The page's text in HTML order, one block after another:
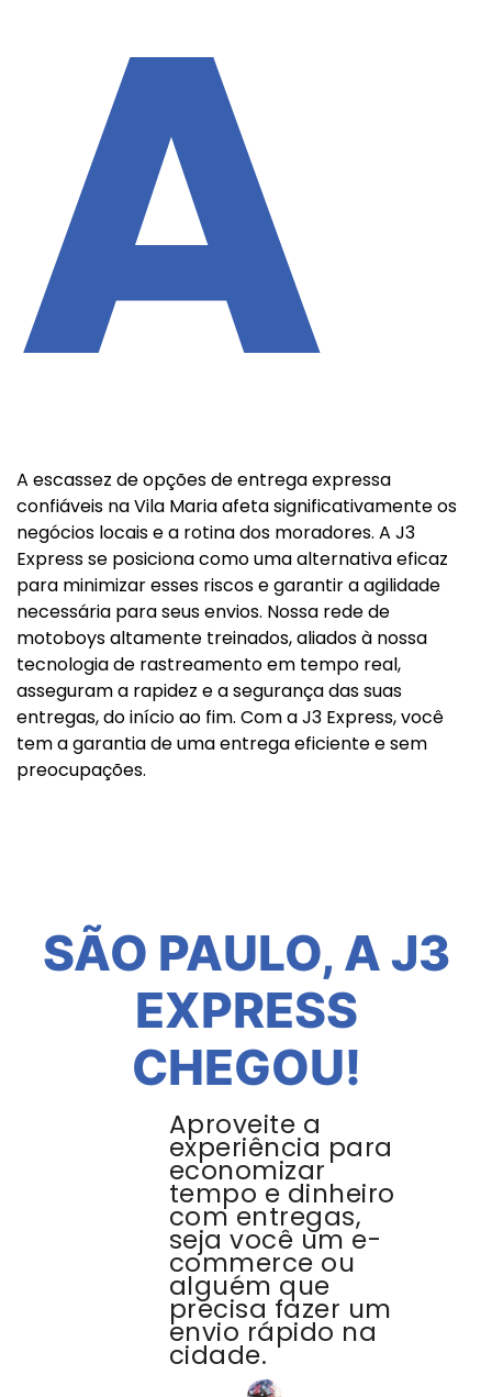
A
A escassez de opções de entrega expressa
confiáveis na Vila Maria afeta significativamente os
negócios locais e a rotina dos moradores. A J3
Express se posiciona como uma alternativa eficaz
para minimizar esses riscos e garantir a agilidade
necessária para seus envios. Nossa rede de
motoboys altamente treinados, aliados à nossa
tecnologia de rastreamento em tempo real,
asseguram a rapidez e a segurança das suas
entregas, do início ao fim. Com a J3 Express, você
tem a garantia de uma entrega eficiente e sem
preocupações.
SÃO PAULO, A J3
EXPRESS
CHEGOU!
Aproveite a
experiência para
economizar
tempo e dinheiro
com entregas,
seja você um e-
commerce ou
alguém que
precisa fazer um
envio rápido na
cidade.